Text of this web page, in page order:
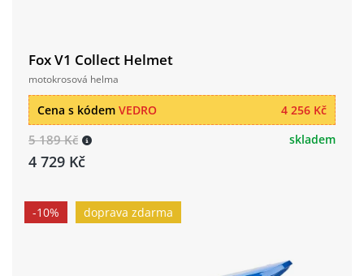
Fox V1 Collect Helmet
motokrosová helma
4 256 Kč
Cena s kódem VEDRO
5 189 Kč
4 729 Kč
skladem
-10% doprava zdarma